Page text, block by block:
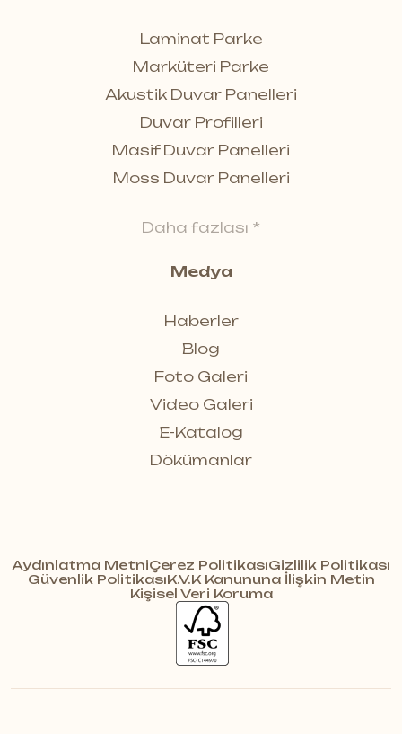
Laminat Parke
Marküteri Parke
Akustik Duvar Panelleri
Duvar Profilleri
Masif Duvar Panelleri
Moss Duvar Panelleri
Daha fazlası *
Medya
Haberler
Blog
Foto Galeri
Video Galeri
E-Katalog
Dökümanlar
Aydınlatma MetniÇerez PolitikasıGizlilik Politikası
Güvenlik PolitikasıK.V.K Kanununa İlişkin Metin
Kişisel Veri Koruma